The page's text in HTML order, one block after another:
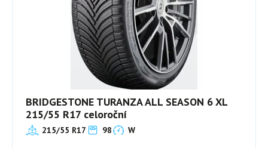
BRIDGESTONE TURANZA ALL SEASON 6 XL
215/55 R17 celoroční
215/55 R17 98 W